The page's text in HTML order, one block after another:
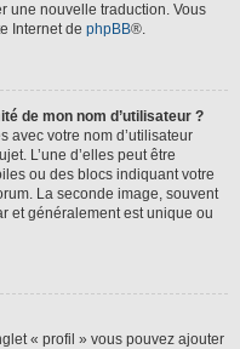
une nouvelle traduction. Vous
Internet de phpBB®.
de mon nom d’utilisateur ?
avec votre nom d’utilisateur
L’une d’elles peut être
ou des blocs indiquant votre
La seconde image, souvent
et généralement est unique ou
« profil » vous pouvez ajouter